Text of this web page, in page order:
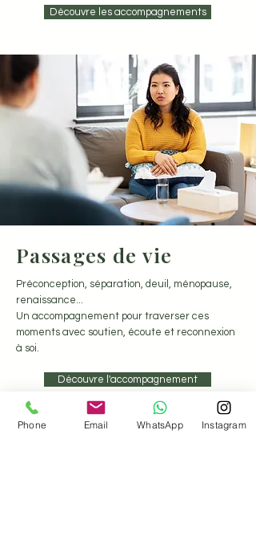
Découvre les accompagnements
Passages de vie
Préconception, séparation, deuil, ménopause,
renaissance...
Un accompagnement pour traverser ces
moments avec soutien, écoute et reconnexion
à soi.
Découvre l'accompagnement
Phone Email WhatsApp Instagram